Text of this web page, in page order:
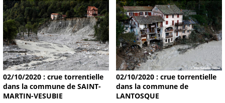
02/10/2020 : crue torrentielle
dans la commune de SAINT-
MARTIN-VESUBIE
02/10/2020 : crue torrentielle
dans la commune de
LANTOSQUE